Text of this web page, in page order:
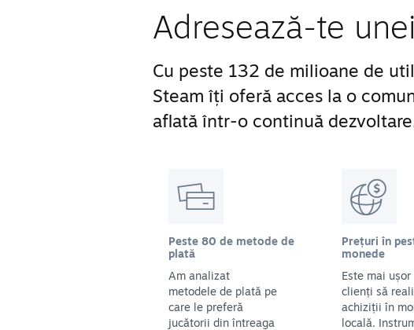
Adresează-te
Cu peste 132 de milioane de
Steam îți oferă acces la o
aflată într-o continuă
Peste 80 de metode de
plată
Am analizat
metodele de plată pe
care le preferă
jucătorii din întreaga
Prețuri în
monede
Este mai
clienți să
achiziții în
locală.